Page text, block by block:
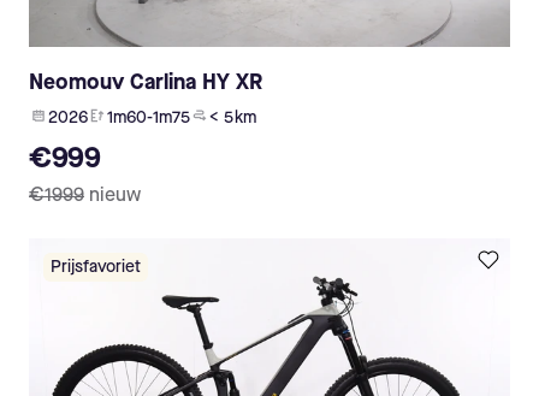
Neomouv Carlina HY XR
2026 1m60-1m75 < 5 km
€999
€1999 nieuw
Prijsfavoriet